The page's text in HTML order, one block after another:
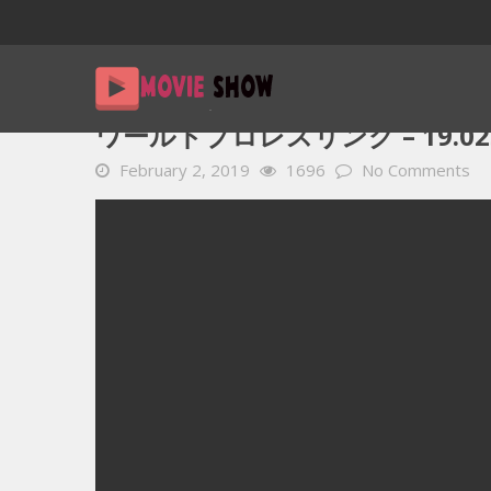
Home
ワールドプロレスリング –
February 2, 2019 1696 No Comments